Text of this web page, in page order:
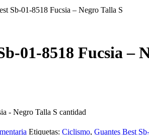
Sb-01-8518 Fucsia – Negro Talla S
01-8518 Fucsia –
- Negro Talla S cantidad
Etiquetas: Ciclismo, Guantes Best